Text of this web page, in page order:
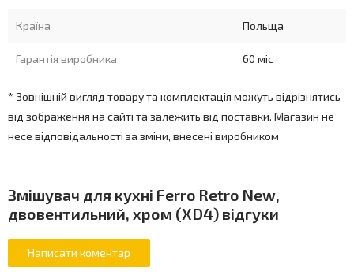
Країна Польща
Гарантія виробника 60 міс
* Зовнішній вигляд товару та комплектація можуть відрізнятись
від зображення на сайті та залежить від поставки. Магазин не
несе відповідальності за зміни, внесені виробником
Змішувач для кухні Ferro Retro New,
двовентильний, хром (XD4) відгуки